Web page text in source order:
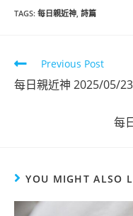
TAGS: 每日親近神 詩篇
Previous Post
每日親近神 2025/05/
每
YOU MIGHT ALSO